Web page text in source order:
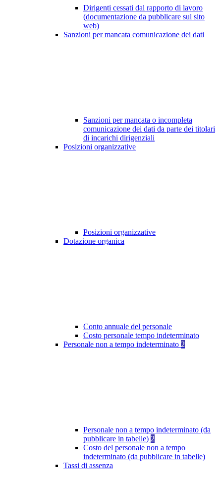
Dirigenti cessati dal rapporto di lavoro
(documentazione da pubblicare sul sito
web)
Sanzioni per mancata comunicazione dei dati
Sanzioni per mancata o incompleta
comunicazione dei dati da parte dei titolari
di incarichi dirigenziali
Posizioni organizzative
Posizioni organizzative
Dotazione organica
Conto annuale del personale
Costo personale tempo indeterminato
Personale non a tempo indeterminato 2
Personale non a tempo indeterminato (da
pubblicare in tabelle) 2
Costo del personale non a tempo
indeterminato (da pubblicare in tabelle)
Tassi di assenza